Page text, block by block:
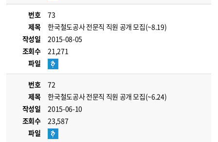
번호
73
제목
한국철도공사 전문직 직원 공개 모집(~8.19)
작성일
2015-08-05
조회수
21,271
파일
번호
72
제목
한국철도공사 전문직 직원 공개 모집(~6.24)
작성일
2015-06-10
조회수
23,587
파일